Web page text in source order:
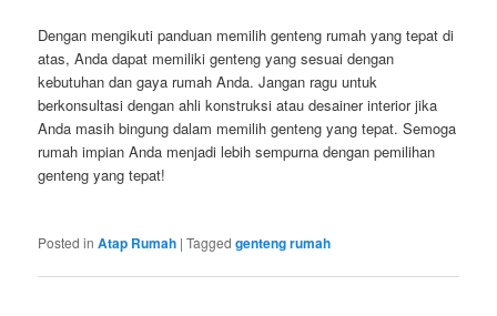
Dengan mengikuti panduan memilih genteng rumah yang tepat di
atas, Anda dapat memiliki genteng yang sesuai dengan
kebutuhan dan gaya rumah Anda. Jangan ragu untuk
berkonsultasi dengan ahli konstruksi atau desainer interior jika
Anda masih bingung dalam memilih genteng yang tepat. Semoga
rumah impian Anda menjadi lebih sempurna dengan pemilihan
genteng yang tepat!
Posted in Atap Rumah |Tagged genteng rumah